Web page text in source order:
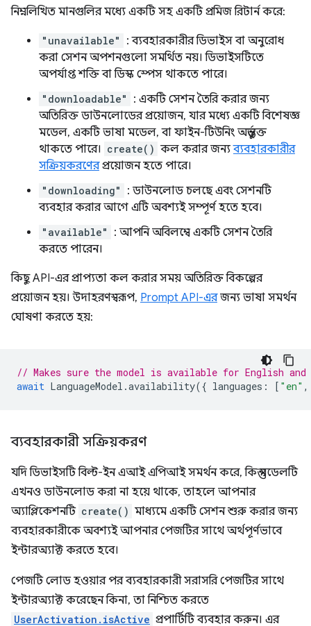
নিম্নলিখিত মানগুলির মধ্যে একটি সহ একটি প্রমিজ রিটার্ন করে:
"unavailable"
: ব্যবহারকারীর ডিভাইস বা অনুরোধ
করা সেশন অপশনগুলো সমর্থিত নয়। ডিভাইসটিতে
অপর্যাপ্ত শক্তি বা ডিস্ক স্পেস থাকতে পারে।
"downloadable"
: একটি সেশন তৈরি করার জন্য
অতিরিক্ত ডাউনলোডের প্রয়োজন, যার মধ্যে একটি বিশেষজ্ঞ
মডেল, একটি ভাষা মডেল, বা ফাইন-টিউনিং অন্তর্ভুক্ত
থাকতে পারে। create() কল করার জন্যব্যবহারকারীর
সক্রিয়করণেরপ্রয়োজন হতে পারে।
"downloading"
: ডাউনলোড চলছে এবং সেশনটি
ব্যবহার করার আগে এটি অবশ্যই সম্পূর্ণ হতে হবে।
"available"
: আপনি অবিলম্বে একটি সেশন তৈরি
করতে পারেন।
কিছু API-এর প্রাপ্যতা কল করার সময় অতিরিক্ত বিকল্পের
প্রয়োজন হয়। উদাহরণস্বরূপ, Prompt API-এরজন্য ভাষা সমর্থন
ঘোষণা করতে হয়:
// Makes sure the model is available for English and
await LanguageModel .availability({ languages : [ "en" ,
ব্যবহারকারী সক্রিয়করণ
যদি ডিভাইসটি বিল্ট-ইন এআই এপিআই সমর্থন করে, কিন্তু মডেলটি
এখনও ডাউনলোড করা না হয়ে থাকে, তাহলে আপনার
অ্যাপ্লিকেশনটি create() মাধ্যমে একটি সেশন শুরু করার জন্য
ব্যবহারকারীকে অবশ্যই আপনার পেজটির সাথে অর্থপূর্ণভাবে
ইন্টারঅ্যাক্ট করতে হবে।
পেজটি লোড হওয়ার পর ব্যবহারকারী সরাসরি পেজটির সাথে
ইন্টারঅ্যাক্ট করেছেন কিনা, তা নিশ্চিত করতে
UserActivation.isActive প্রপার্টিটি ব্যবহার করুন। এর